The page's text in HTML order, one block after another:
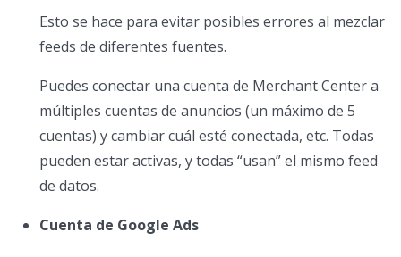
Esto se hace para evitar posibles errores al mezclar
feeds de diferentes fuentes.
Puedes conectar una cuenta de Merchant Center a
múltiples cuentas de anuncios (un máximo de 5
cuentas) y cambiar cuál esté conectada, etc. Todas
pueden estar activas, y todas “usan” el mismo feed
de datos.
Cuenta de Google Ads